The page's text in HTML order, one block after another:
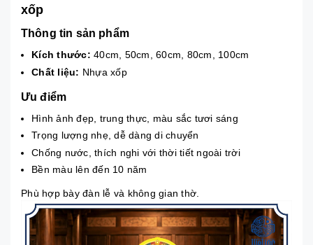
xốp
Thông tin sản phẩm
Kích thước: 40cm, 50cm, 60cm, 80cm, 100cm
Chất liệu: Nhựa xốp
Ưu điểm
Hình ảnh đẹp, trung thực, màu sắc tươi sáng
Trọng lượng nhẹ, dễ dàng di chuyển
Chống nước, thích nghi với thời tiết ngoài trời
Bền màu lên đến 10 năm
Phù hợp bày đàn lễ và không gian thờ.